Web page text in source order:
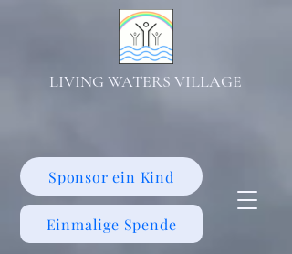
Sponsor ein Kind
Einmalige Spende
LIVING WATERS VILLAGE